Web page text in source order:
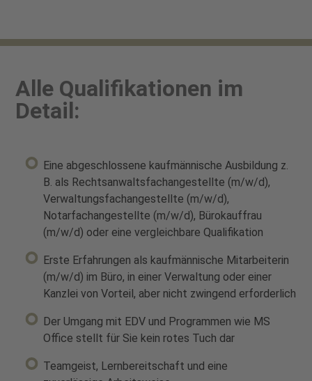
Alle Qualifikationen im
Detail:
Eine abgeschlossene kaufmännische Ausbildung z.
B. als Rechtsanwaltsfachangestellte (m/w/d),
Verwaltungsfachangestellte (m/w/d),
Notarfachangestellte (m/w/d), Bürokauffrau
(m/w/d) oder eine vergleichbare Qualifikation
Erste Erfahrungen als kaufmännische Mitarbeiterin
(m/w/d) im Büro, in einer Verwaltung oder einer
Kanzlei von Vorteil, aber nicht zwingend erforderlich
Der Umgang mit EDV und Programmen wie MS
Office stellt für Sie kein rotes Tuch dar
Teamgeist, Lernbereitschaft und eine